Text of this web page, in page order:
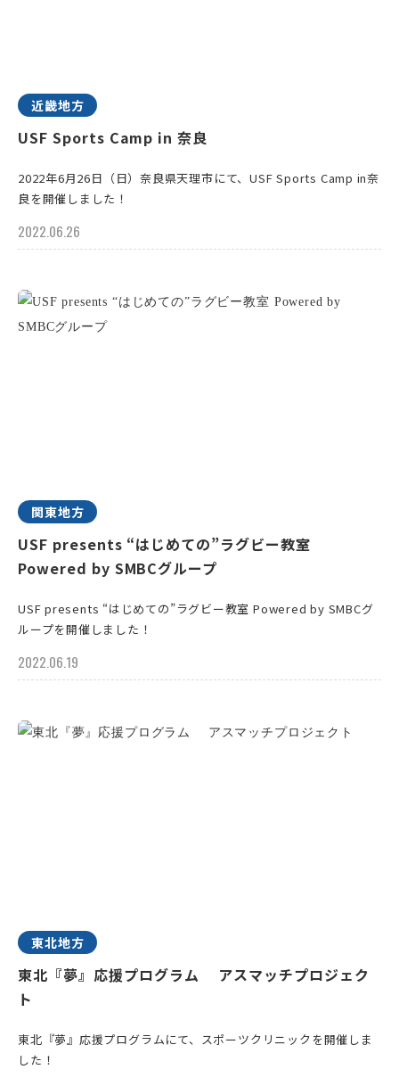
近畿地方
USF Sports Camp in 奈良
2022年6月26日（日）奈良県天理市にて、USF Sports Camp in奈
良を開催しました！
2022.06.26
関東地方
USF presents “はじめての”ラグビー教室
Powered by SMBCグループ
USF presents “はじめての”ラグビー教室 Powered by SMBCグ
ループを開催しました！
2022.06.19
東北地方
東北『夢』応援プログラム アスマッチプロジェク
ト
東北『夢』応援プログラムにて、スポーツクリニックを開催しま
した！